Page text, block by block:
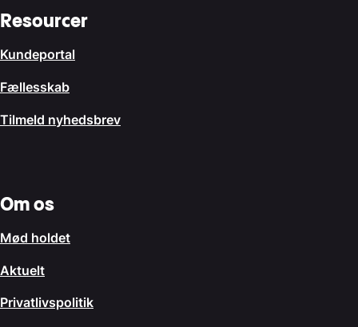
Resourcer
Kundeportal
Fællesskab
Tilmeld nyhedsbrev
Om os
Mød holdet
Aktuelt
Privatlivspolitik